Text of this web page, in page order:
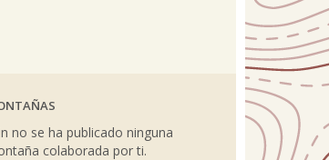
no se ha publicado ninguna
colaborada por ti.